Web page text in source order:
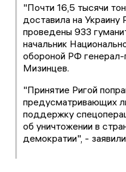
"Почти 16,5 тысячи
доставила на Украину
проведены 933
начальник
обороной РФ
Мизинцев.
"Принятие Ригой
предусматривающих
поддержку
об уничтожении в
демократии", -